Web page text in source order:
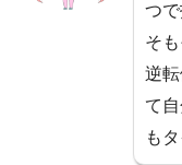
つ
そ
逆
て
も